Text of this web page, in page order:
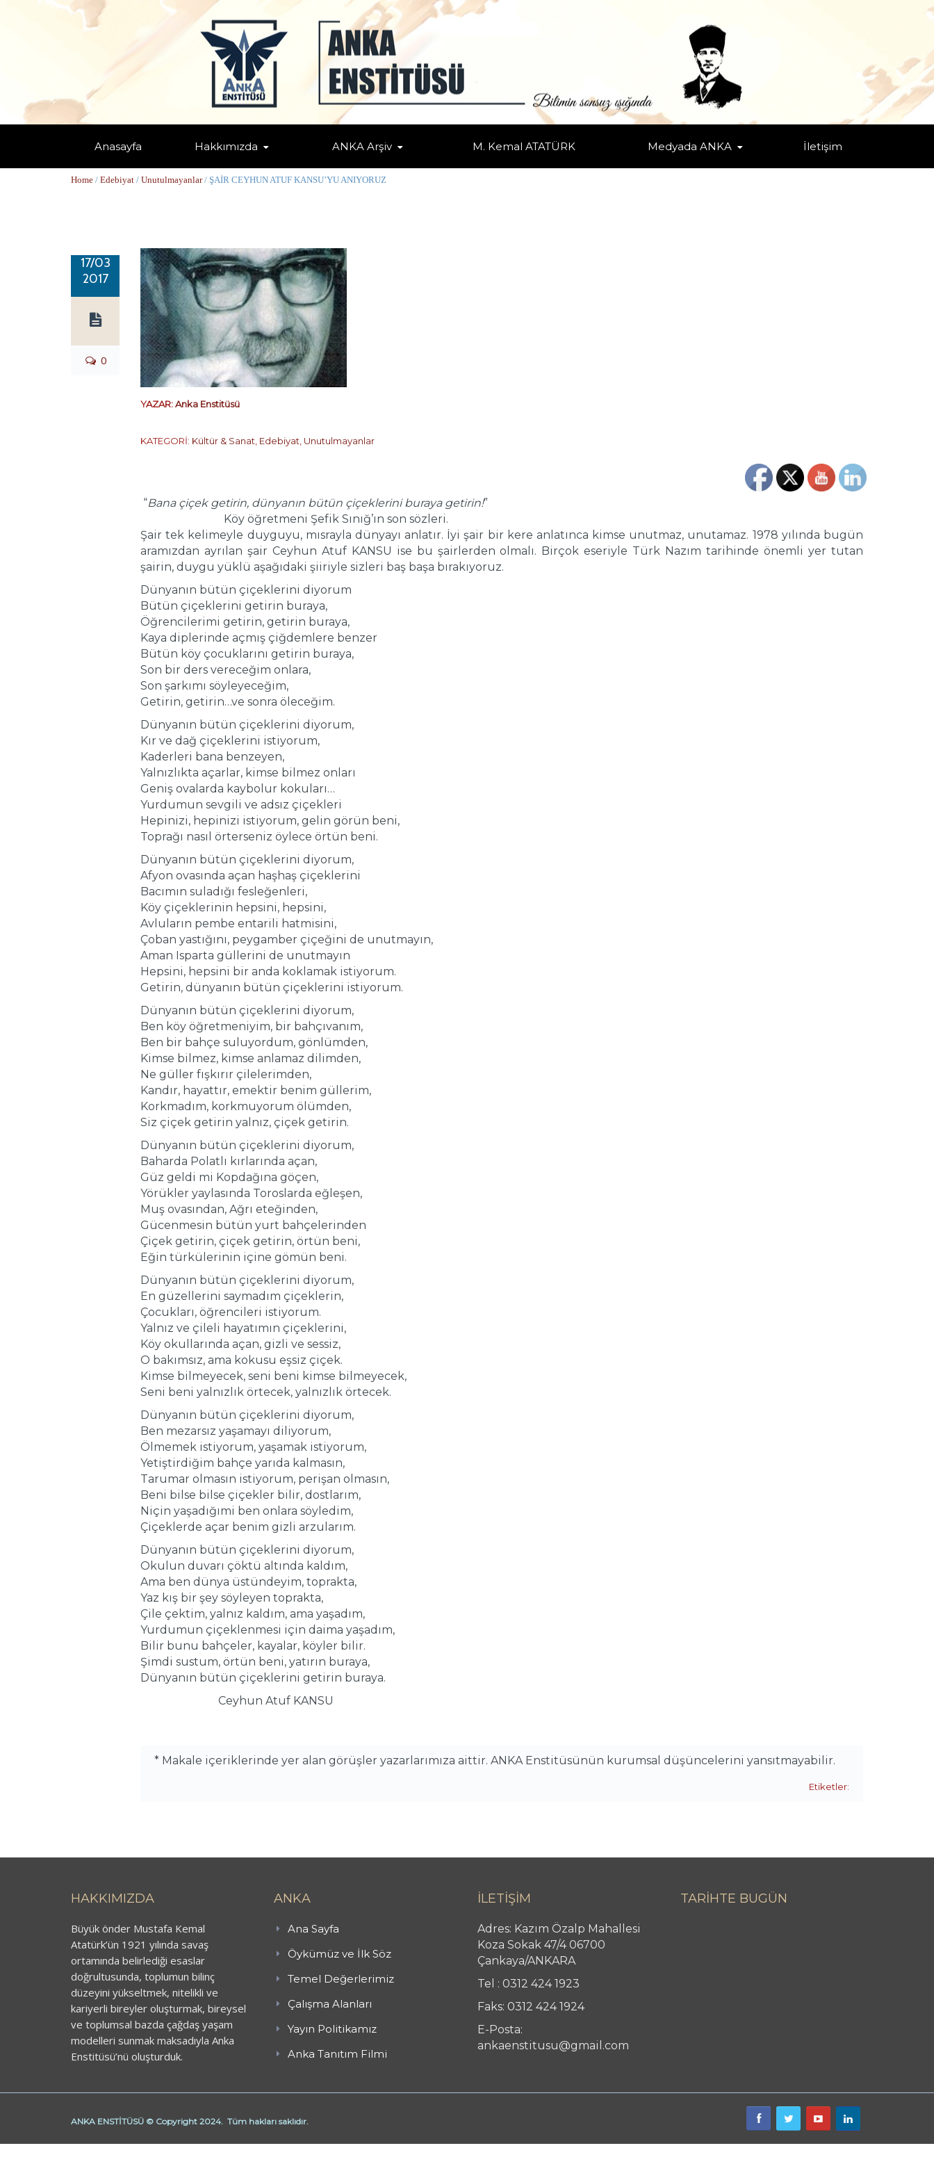
Anasayfa Hakkımızda ANKA Arşiv M. Kemal ATATÜRK Medyada ANKA İletişim
Home / Edebiyat / Unutulmayanlar/ ŞAİR CEYHUN ATUF KANSU’YU ANIYORUZ
17/03
2017
0
YAZAR:Anka Enstitüsü
KATEGORİ: Kültür & Sanat Edebiyat Unutulmayanlar
“Bana çiçek getirin, dünyanın bütün çiçeklerini buraya getirin!”
Köy öğretmeni Şefik Sınığ’ın son sözleri.
Şair tek kelimeyle duyguyu, mısrayla dünyayı anlatır. İyi şair bir kere anlatınca kimse unutmaz, unutamaz. 1978 yılında bugün
aramızdan ayrılan şair Ceyhun Atuf KANSU ise bu şairlerden olmalı. Birçok eseriyle Türk Nazım tarihinde önemli yer tutan
şairin, duygu yüklü aşağıdaki şiiriyle sizleri baş başa bırakıyoruz.
Dünyanın bütün çiçeklerini diyorum
Bütün çiçeklerini getirin buraya,
Öğrencilerimi getirin, getirin buraya,
Kaya diplerinde açmış çiğdemlere benzer
Bütün köy çocuklarını getirin buraya,
Son bir ders vereceğim onlara,
Son şarkımı söyleyeceğim,
Getirin, getirin…ve sonra öleceğim.
Dünyanın bütün çiçeklerini diyorum,
Kır ve dağ çiçeklerini istiyorum,
Kaderleri bana benzeyen,
Yalnızlıkta açarlar, kimse bilmez onları
Geniş ovalarda kaybolur kokuları…
Yurdumun sevgili ve adsız çiçekleri
Hepinizi, hepinizi istiyorum, gelin görün beni,
Toprağı nasıl örterseniz öylece örtün beni.
Dünyanın bütün çiçeklerini diyorum,
Afyon ovasında açan haşhaş çiçeklerini
Bacımın suladığı fesleğenleri,
Köy çiçeklerinin hepsini, hepsini,
Avluların pembe entarili hatmisini,
Çoban yastığını, peygamber çiçeğini de unutmayın,
Aman Isparta güllerini de unutmayın
Hepsini, hepsini bir anda koklamak istiyorum.
Getirin, dünyanın bütün çiçeklerini istiyorum.
Dünyanın bütün çiçeklerini diyorum,
Ben köy öğretmeniyim, bir bahçıvanım,
Ben bir bahçe suluyordum, gönlümden,
Kimse bilmez, kimse anlamaz dilimden,
Ne güller fışkırır çilelerimden,
Kandır, hayattır, emektir benim güllerim,
Korkmadım, korkmuyorum ölümden,
Siz çiçek getirin yalnız, çiçek getirin.
Dünyanın bütün çiçeklerini diyorum,
Baharda Polatlı kırlarında açan,
Güz geldi mi Kopdağına göçen,
Yörükler yaylasında Toroslarda eğleşen,
Muş ovasından, Ağrı eteğinden,
Gücenmesin bütün yurt bahçelerinden
Çiçek getirin, çiçek getirin, örtün beni,
Eğin türkülerinin içine gömün beni.
Dünyanın bütün çiçeklerini diyorum,
En güzellerini saymadım çiçeklerin,
Çocukları, öğrencileri istiyorum.
Yalnız ve çileli hayatımın çiçeklerini,
Köy okullarında açan, gizli ve sessiz,
O bakımsız, ama kokusu eşsiz çiçek.
Kimse bilmeyecek, seni beni kimse bilmeyecek,
Seni beni yalnızlık örtecek, yalnızlık örtecek.
Dünyanın bütün çiçeklerini diyorum,
Ben mezarsız yaşamayı diliyorum,
Ölmemek istiyorum, yaşamak istiyorum,
Yetiştirdiğim bahçe yarıda kalmasın,
Tarumar olmasın istiyorum, perişan olmasın,
Beni bilse bilse çiçekler bilir, dostlarım,
Niçin yaşadığımi ben onlara söyledim,
Çiçeklerde açar benim gizli arzularım.
Dünyanın bütün çiçeklerini diyorum,
Okulun duvarı çöktü altında kaldım,
Ama ben dünya üstündeyim, toprakta,
Yaz kış bir şey söyleyen toprakta,
Çile çektim, yalnız kaldım, ama yaşadım,
Yurdumun çiçeklenmesi için daima yaşadım,
Bilir bunu bahçeler, kayalar, köyler bilir.
Şimdi sustum, örtün beni, yatırın buraya,
Dünyanın bütün çiçeklerini getirin buraya.
Ceyhun Atuf KANSU
* Makale içeriklerinde yer alan görüşler yazarlarımıza aittir. ANKA Enstitüsünün kurumsal düşüncelerini yansıtmayabilir.
Etiketler:
HAKKIMIZDA
Büyük önder Mustafa Kemal
Atatürk’ün 1921 yılında savaş
ortamında belirlediği esaslar
doğrultusunda, toplumun bilinç
düzeyini yükseltmek, nitelikli ve
kariyerli bireyler oluşturmak, bireysel
ve toplumsal bazda çağdaş yaşam
modelleri sunmak maksadıyla Anka
Enstitüsü’nü oluşturduk.
ANKA
Ana Sayfa
Öykümüz ve İlk Söz
Temel Değerlerimiz
Çalışma Alanları
Yayın Politikamız
Anka Tanıtım Filmi
İLETİŞİM
Adres: Kazım Özalp Mahallesi
Koza Sokak 47/4 06700
Çankaya/ANKARA
Tel : 0312 424 1923
Faks: 0312 424 1924
E-Posta:
ankaenstitusu@gmail.com
TARİHTE BUGÜN
ANKA ENSTİTÜSÜ © Copyright 2024. Tüm hakları saklıdır.